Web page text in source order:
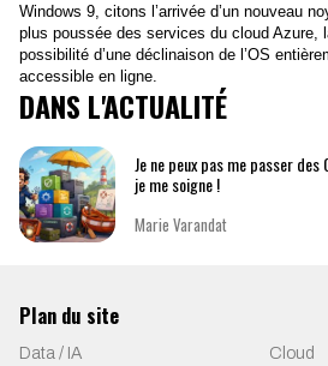
Windows 9, citons l’arrivée d’un nouveau
plus poussée des services du cloud Azure,
possibilité d’une déclinaison de l’OS
accessible en ligne.
DANS L'ACTUALITÉ
Je ne peux pas me passer des
je me soigne !
Marie Varandat
Plan du site
Data / IA
Cloud